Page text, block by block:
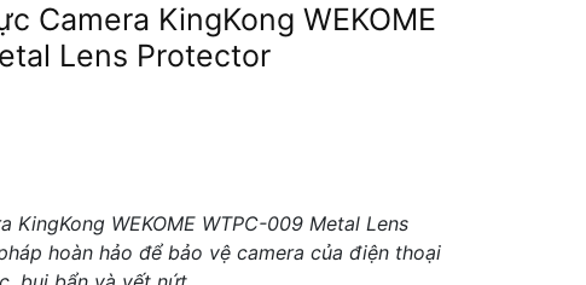
Camera KingKong WEKOME
Lens Protector
KingKong WEKOME WTPC-009 Metal Lens
hoàn hảo để bảo vệ camera của điện thoại